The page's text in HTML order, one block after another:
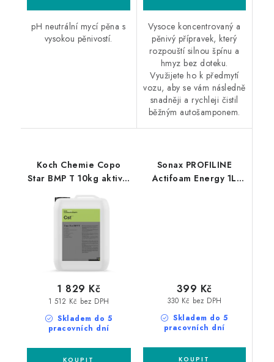
pH neutrální mycí pěna s
vysokou pěnivostí.
Vysoce koncentrovaný a
pěnivý přípravek, který
rozpouští silnou špínu a
hmyz bez doteku.
Využijete ho k předmytí
vozu, aby se vám následně
snadněji a rychleji čistil
běžným autošamponem.
Koch Chemie Copo
Star BMP T 10kg aktivní
Skladem do 5
pracovních dní
1 512 Kč bez DPH
1 829 Kč
Sonax PROFILINE
Actifoam Energy 1L
Skladem do 5
pracovních dní
330 Kč bez DPH
399 Kč